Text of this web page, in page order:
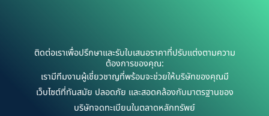
ติดต่อเราเพื่อปรึกษาและรับใบเสนอราคาที่ปรับแต่งตามความ
ต้องการของคุณ:
เรามีทีมงานผู้เชี่ยวชาญที่พร้อมจะช่วยให้บริษัทของคุณมี
เว็บไซต์ที่ทันสมัย ปลอดภัย และสอดคล้องกับมาตรฐานของ
บริษัทจดทะเบียนในตลาดหลักทรัพย์